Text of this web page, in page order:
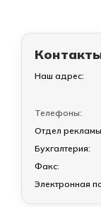
Наш адрес:
Телефоны:
Отдел
Бухгалтерия:
Факс:
Электронная